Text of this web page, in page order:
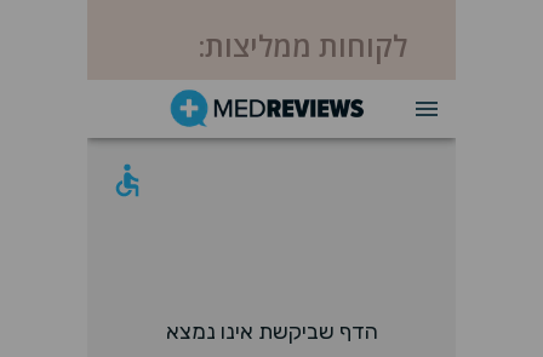
לקוחות ממליצות: